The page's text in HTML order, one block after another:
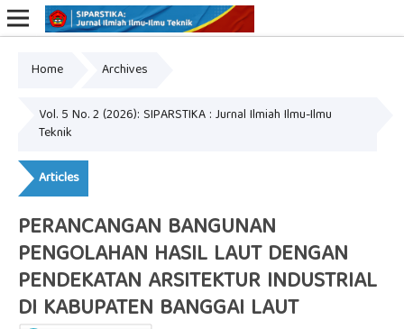
Home Archives
Vol. 5 No. 2 (2026): SIPARSTIKA : Jurnal Ilmiah Ilmu-Ilmu
Teknik
Articles
PERANCANGAN BANGUNAN
PENGOLAHAN HASIL LAUT DENGAN
PENDEKATAN ARSITEKTUR INDUSTRIAL
DI KABUPATEN BANGGAI LAUT